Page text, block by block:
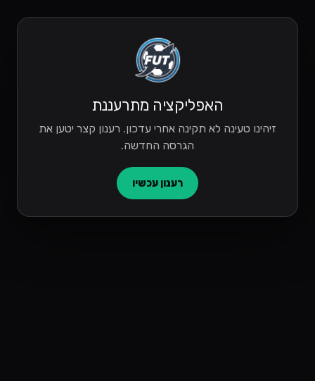
האפליקציה מתרעננת
זיהינו טעינה לא תקינה אחרי עדכון. רענון קצר יטען את
הגרסה החדשה.
רענון עכשיו